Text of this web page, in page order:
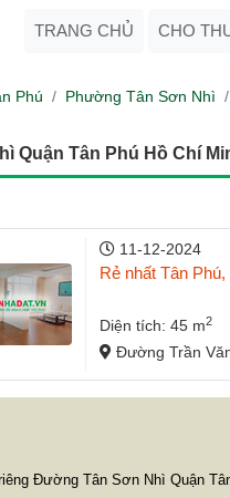
TRANG CHỦ CHO
Phú Phường Tân Sơn Nhì
Quận Tân Phú Hồ Chí
11-12-2024
Rẻ nhất Tân
Diện tích: 45 m2
Đường Trần
Đường Tân Sơn Nhì Quận